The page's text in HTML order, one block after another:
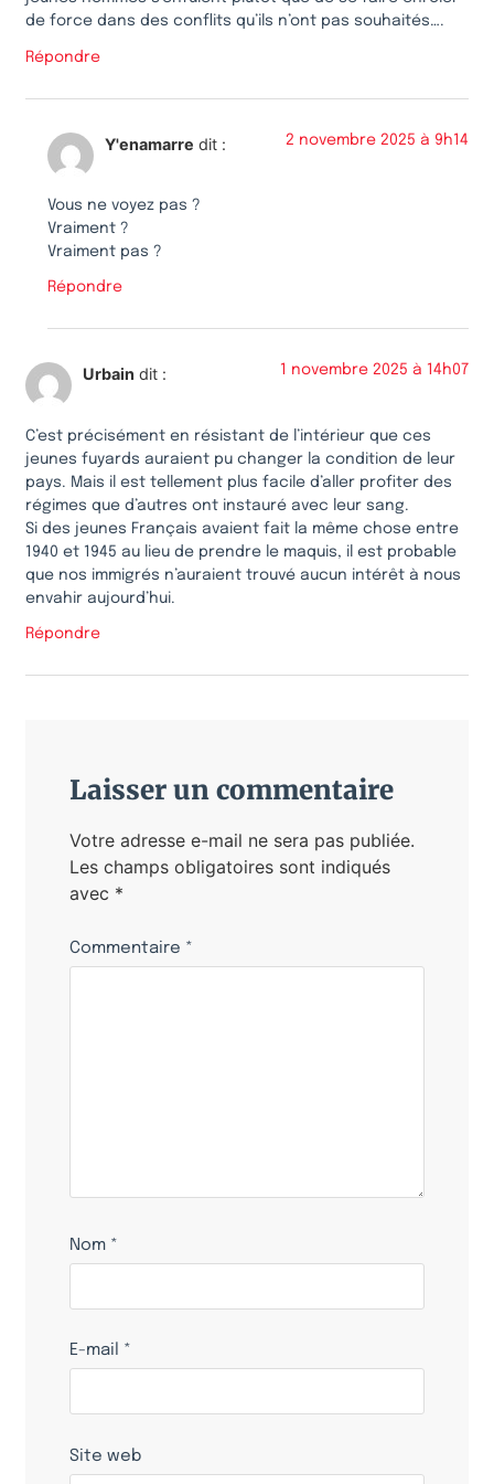
de force dans des conflits qu’ils n’ont pas souhaités….
Répondre
Y'enamarre dit : 2 novembre 2025 à 9h14
Vous ne voyez pas ?
Vraiment ?
Vraiment pas ?
Répondre
Urbain dit : 1 novembre 2025 à 14h07
C’est précisément en résistant de l’intérieur que ces
jeunes fuyards auraient pu changer la condition de leur
pays. Mais il est tellement plus facile d’aller profiter des
régimes que d’autres ont instauré avec leur sang.
Si des jeunes Français avaient fait la même chose entre
1940 et 1945 au lieu de prendre le maquis, il est probable
que nos immigrés n’auraient trouvé aucun intérêt à nous
envahir aujourd’hui.
Répondre
Laisser un commentaire
Votre adresse e-mail ne sera pas publiée.
Les champs obligatoires sont indiqués
avec *
Commentaire *
Nom *
E-mail *
Site web